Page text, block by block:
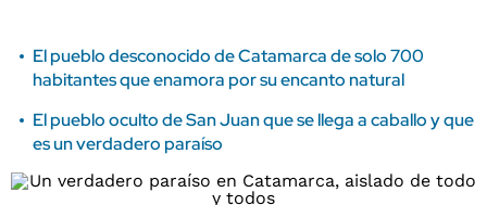
El pueblo desconocido de Catamarca de solo 700
habitantes que enamora por su encanto natural
El pueblo oculto de San Juan que se llega a caballo y que
es un verdadero paraíso